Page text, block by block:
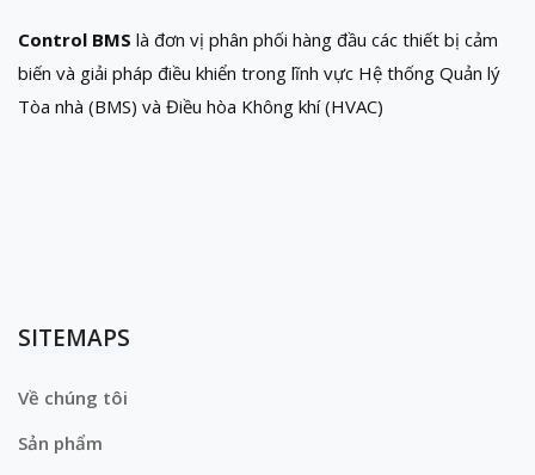
Control BMS là đơn vị phân phối hàng đầu các thiết bị cảm
biến và giải pháp điều khiển trong lĩnh vực Hệ thống Quản lý
Tòa nhà (BMS) và Điều hòa Không khí (HVAC)
SITEMAPS
Về chúng tôi
Sản phẩm